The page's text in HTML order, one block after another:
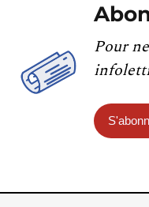
Pour